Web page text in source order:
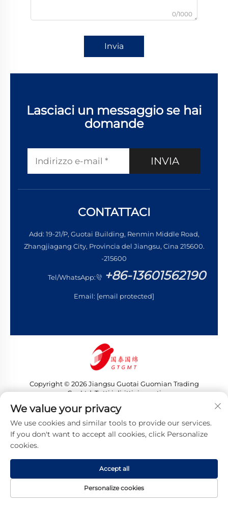
0/1000
Invia
Lasciaci un messaggio se hai
domande
INVIA
CONTATTACI
Add: 19-21/P, Guotai Building, Renmin Middle Road,
Zhangjiagang City, Provincia del Jiangsu, Cina 215600.
-215600
Tel/WhatsApp: +86-13601562190
Email: [email protected]
Copyright © 2026 Jiangsu Guotai Guomian Trading
Co., Ltd. Tutti i diritti riservati
Informativa sulla privacy
HOMEPAGE PRODOTTI EMAIL TEL
We value your privacy
We use cookies and similar tools to provide our services.
If you don't want to accept all cookies, click Personalize
cookies.
Personalize cookies
Accept all